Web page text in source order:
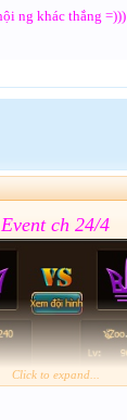
ng khác thắng =)))
Event ch 24/4
Click to expand...